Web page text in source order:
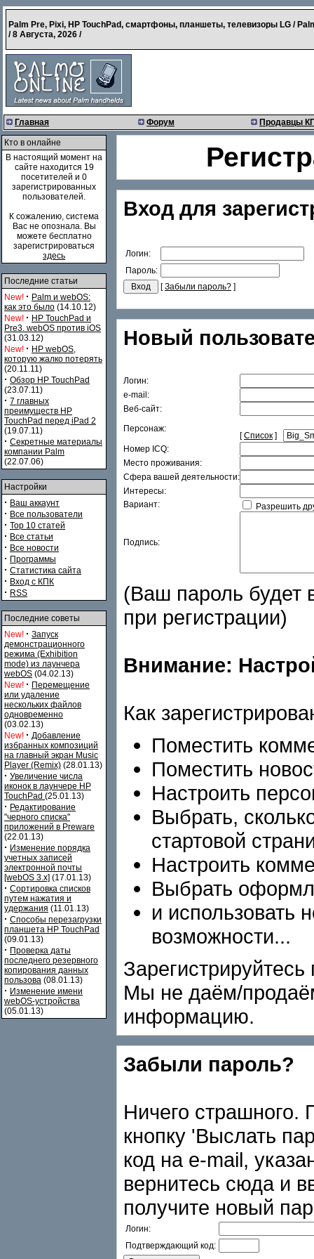
Palm Pre, Pixi, HP TouchPad, смартфоны, планшеты, телевизоры LG /
/8 Августа, 2026 /
Главная Форум Продавцы
Кто в онлайне
В настоящий момент на
сайте находится 19
посетителей и 0
зарегистрированных
пользователей.
К сожалению, система
Вас не опознала. Вы
можете бесплатно
зарегистрироваться
здесь
Последние статьи
New! · Palm и webOS:
как это было (14.10.12)
New! · HP TouchPad и
Pre3. webOS против iOS
(31.03.12)
New! · HP webOS,
которую жалко потерять
(20.11.11)
· Обзор HP TouchPad
(23.07.11)
· 7 главных
преимуществ HP
TouchPad перед iPad 2
(19.07.11)
· Секретные материалы
компании Palm
(22.07.06)
Настройки
· Ваш аккаунт
· Все пользователи
· Top 10 статей
· Все статьи
· Все новости
· Программы
· Статистика сайта
· Вход с КПК
· RSS
Последние советы
New! · Запуск
демонстрационного
режима (Exhibition
mode) из лаунчера
webOS (04.02.13)
New! · Перемещение
или удаление
нескольких файлов
одновременно
(03.02.13)
New! · Добавление
избранных композиций
на главный экран Music
Player (Remix) (28.01.13)
· Увеличение числа
иконок в лаунчере HP
TouchPad (25.01.13)
· Редактирование
"черного списка"
приложений в Preware
(22.01.13)
· Изменение порядка
учетных записей
электронной почты
[webOS 3.x] (17.01.13)
· Сортировка списков
путем нажатия и
удержания (11.01.13)
· Способы перезагрузки
планшета HP TouchPad
(09.01.13)
· Проверка даты
последнего резервного
копирования данных
пользова (08.01.13)
· Изменение имени
webOS-устройства
(05.01.13)
Вход для
Логин:
Пароль:
[Забыли пароль? ]
Новый
Логин:
e-mail:
Веб-сайт:
Персонаж:
[Список ]
Номер ICQ:
Место проживания:
Сфера вашей деятельности:
Интересы:
Вариант:
Разрешить
Подпись:
(Ваш пароль будет
при регистрации)
Внимание:
Как
Поместить
Поместить
Настроить
Выбрать,
стартовой
Настроить
Выбрать
и использовать
возможности...
Мы не даём/
информацию.
Забыли пароль?
Ничего страшного.
кнопку 'Выслать
код на e-mail,
вернитесь сюда и
получите новый
Логин:
Подтверждающий код: